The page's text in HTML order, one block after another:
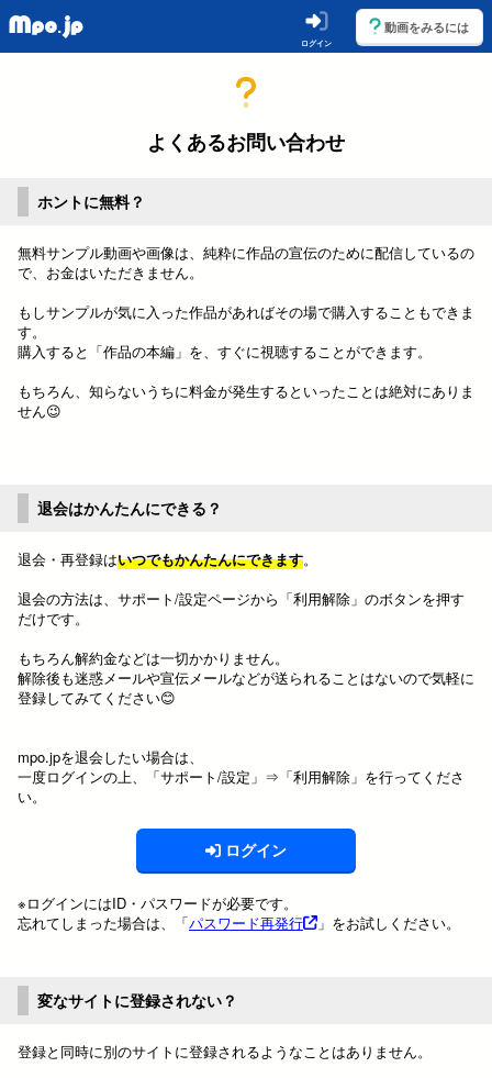
ログイン
動画をみるには
よくあるお問い合わせ
ホントに無料？
無料サンプル動画や画像は、純粋に作品の宣伝のために配信しているの
で、お金はいただきません。
もしサンプルが気に入った作品があればその場で購入することもできま
す。
購入すると「作品の本編」を、すぐに視聴することができます。
もちろん、知らないうちに料金が発生するといったことは絶対にありま
せん😉
退会はかんたんにできる？
退会・再登録はいつでもかんたんにできます。
退会の方法は、サポート/設定ページから「利用解除」のボタンを押す
だけです。
もちろん解約金などは一切かかりません。
解除後も迷惑メールや宣伝メールなどが送られることはないので気軽に
登録してみてください😊
mpo.jpを退会したい場合は、
一度ログインの上、「サポート/設定」⇒「利用解除」を行ってくださ
い。
ログイン
※ログインにはID・パスワードが必要です。
忘れてしまった場合は、「パスワード再発行 」をお試しください。
変なサイトに登録されない？
登録と同時に別のサイトに登録されるようなことはありません。